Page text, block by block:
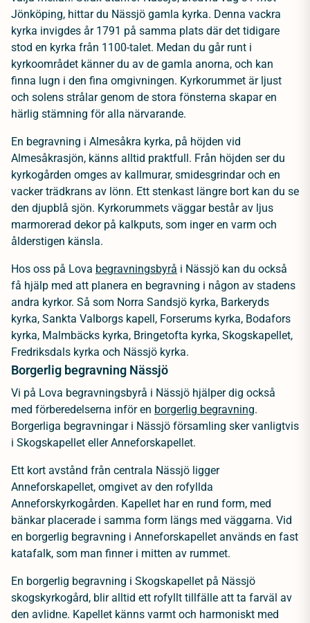
Jönköping, hittar du Nässjö gamla kyrka. Denna vackra
kyrka invigdes år 1791 på samma plats där det tidigare
stod en kyrka från 1100-talet. Medan du går runt i
kyrkoområdet känner du av de gamla anorna, och kan
finna lugn i den fina omgivningen. Kyrkorummet är ljust
och solens strålar genom de stora fönsterna skapar en
härlig stämning för alla närvarande.
En begravning i Almesåkra kyrka, på höjden vid
Almesåkrasjön, känns alltid praktfull. Från höjden ser du
kyrkogården omges av kallmurar, smidesgrindar och en
vacker trädkrans av lönn. Ett stenkast längre bort kan du se
den djupblå sjön. Kyrkorummets väggar består av ljus
marmorerad dekor på kalkputs, som inger en varm och
ålderstigen känsla.
Hos oss på Lova begravningsbyrå i Nässjö kan du också
få hjälp med att planera en begravning i någon av stadens
andra kyrkor. Så som Norra Sandsjö kyrka, Barkeryds
kyrka, Sankta Valborgs kapell, Forserums kyrka, Bodafors
kyrka, Malmbäcks kyrka, Bringetofta kyrka, Skogskapellet,
Fredriksdals kyrka och Nässjö kyrka.
Borgerlig begravning Nässjö
Vi på Lova begravningsbyrå i Nässjö hjälper dig också
med förberedelserna inför en borgerlig begravning.
Borgerliga begravningar i Nässjö församling sker vanligtvis
i Skogskapellet eller Anneforskapellet.
Ett kort avstånd från centrala Nässjö ligger
Anneforskapellet, omgivet av den rofyllda
Anneforskyrkogården. Kapellet har en rund form, med
bänkar placerade i samma form längs med väggarna. Vid
en borgerlig begravning i Anneforskapellet används en fast
katafalk, som man finner i mitten av rummet.
En borgerlig begravning i Skogskapellet på Nässjö
skogskyrkogård, blir alltid ett rofyllt tillfälle att ta farväl av
den avlidne. Kapellet känns varmt och harmoniskt med